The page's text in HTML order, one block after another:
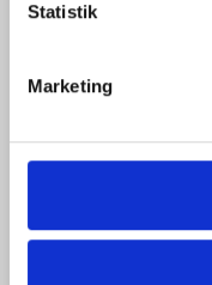
Statistik
Marketing
+